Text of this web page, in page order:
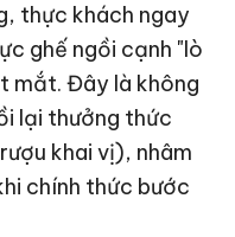
thực khách ngay
ghế ngồi cạnh "lò
mắt. Đây là không
lại thưởng thức
khai vị), nhâm
chính thức bước